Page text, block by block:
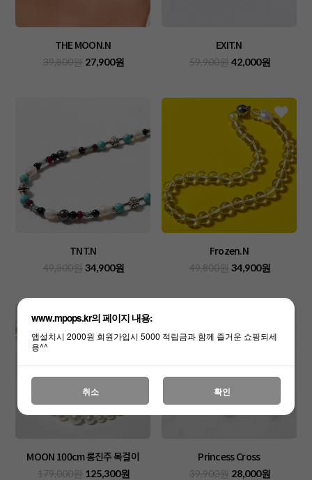
THE MOON.N
39,800원 27,900원
EXIT.N
59,900원 42,000원
TNT.N
49,800원 34,900원
Frozen.N
49,800원 34,900원
MOON 100cm 롱진주 목걸이
179,000원 125,300원
Princess Cross
39,900원 28,000원
www.mpops.kr의 페이지 내용:
앱설치시 2000원 회원가입시 5000 적립금과 함께 즐거운 쇼핑되세
용^^
취소 확인